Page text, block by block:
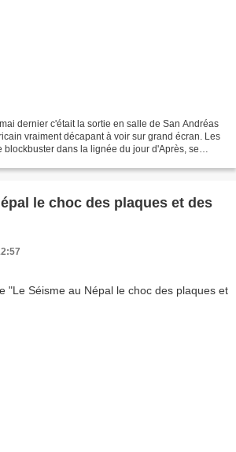
dernier c'était la sortie en salle de San Andréas
vraiment décapant à voir sur grand écran. Les
blockbuster dans la lignée du jour d'Après, se
le choc des plaques et des